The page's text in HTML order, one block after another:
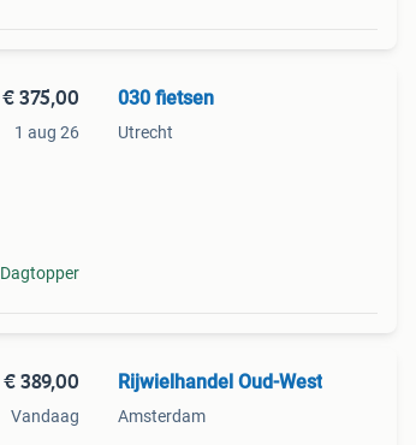
€ 375,00
1 aug 26
Dagtopper
030 fietsen
Utrecht
€ 389,00
Vandaag
Rijwielhandel Oud-West
Amsterdam